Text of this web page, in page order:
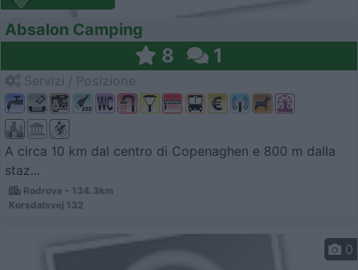
Absalon Camping
8 1
A circa 10 km dal centro di Copenaghen e 800 m dalla
staz...
Rodrove - 134.3km
Korsdalsvej 132
0